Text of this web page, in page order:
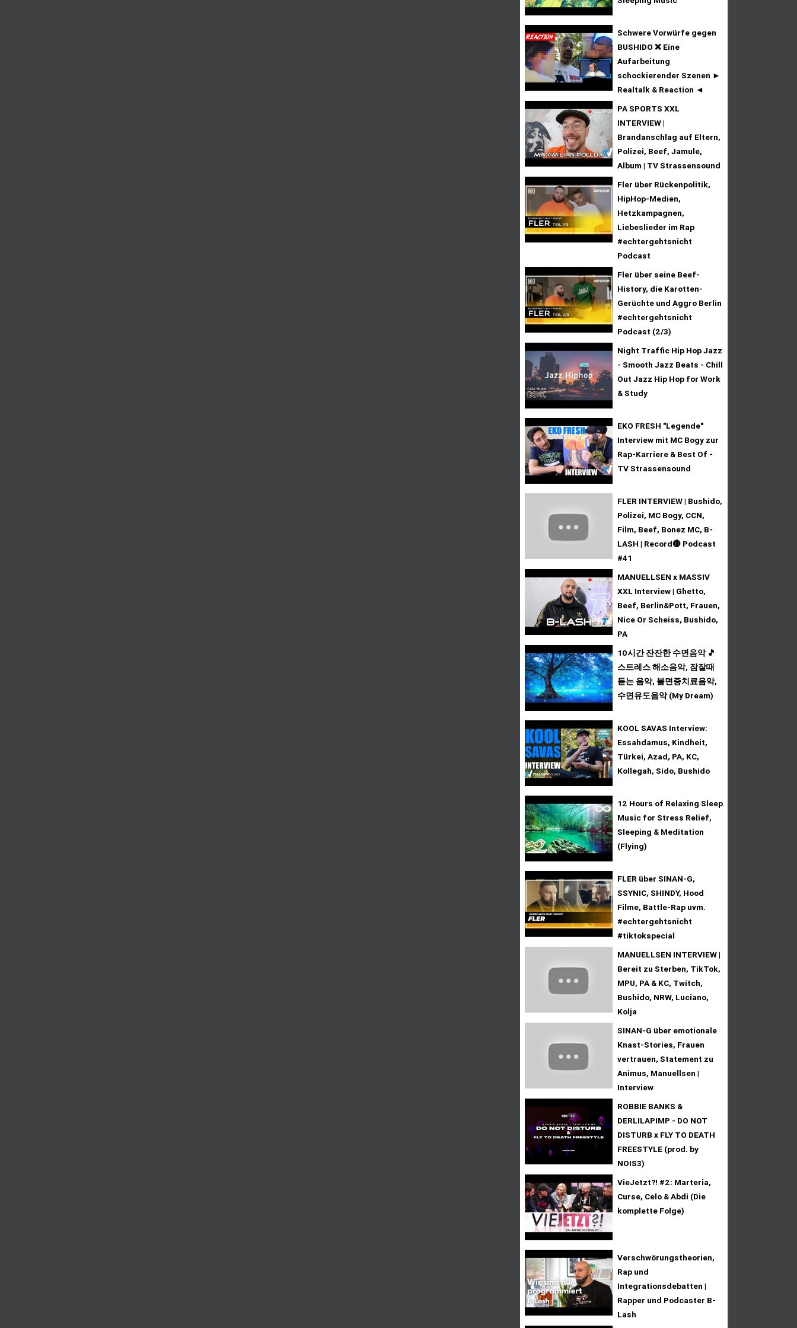
Schwere Vorwürfe gegen
BUSHIDO ❌ Eine
Aufarbeitung
schockierender Szenen ►
Realtalk & Reaction ◄
PA SPORTS XXL
INTERVIEW |
Brandanschlag auf Eltern,
Polizei, Beef, Jamule,
Album | TV Strassensound
Fler über Rückenpolitik,
HipHop-Medien,
Hetzkampagnen,
Liebeslieder im Rap
#echtergehtsnicht
Podcast
Fler über seine Beef-
History, die Karotten-
Gerüchte und Aggro Berlin
#echtergehtsnicht
Podcast (2/3)
Night Traffic Hip Hop Jazz
- Smooth Jazz Beats - Chill
Out Jazz Hip Hop for Work
& Study
EKO FRESH "Legende"
Interview mit MC Bogy zur
Rap-Karriere & Best Of -
TV Strassensound
FLER INTERVIEW | Bushido,
Polizei, MC Bogy, CCN,
Film, Beef, Bonez MC, B-
LASH | Record🔴 Podcast
#41
MANUELLSEN x MASSIV
XXL Interview | Ghetto,
Beef, Berlin&Pott, Frauen,
Nice Or Scheiss, Bushido,
PA
10시간 잔잔한 수면음악 🎵
스트레스 해소음악, 잠잘때
듣는 음악, 불면증치료음악,
수면유도음악 (My Dream)
KOOL SAVAS Interview:
Essahdamus, Kindheit,
Türkei, Azad, PA, KC,
Kollegah, Sido, Bushido
12 Hours of Relaxing Sleep
Music for Stress Relief,
Sleeping & Meditation
(Flying)
FLER über SINAN-G,
SSYNIC, SHINDY, Hood
Filme, Battle-Rap uvm.
#echtergehtsnicht
#tiktokspecial
MANUELLSEN INTERVIEW |
Bereit zu Sterben, TikTok,
MPU, PA & KC, Twitch,
Bushido, NRW, Luciano,
Kolja
SINAN-G über emotionale
Knast-Stories, Frauen
vertrauen, Statement zu
Animus, Manuellsen |
Interview
ROBBIE BANKS &
DERLILAPIMP - DO NOT
DISTURB x FLY TO DEATH
FREESTYLE (prod. by
NOIS3)
VieJetzt?! #2: Marteria,
Curse, Celo & Abdi (Die
komplette Folge)
Verschwörungstheorien,
Rap und
Integrationsdebatten |
Rapper und Podcaster B-
Lash